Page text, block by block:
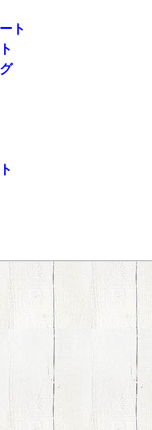
ト